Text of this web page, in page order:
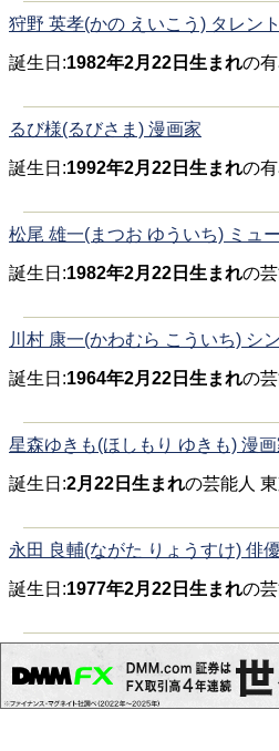
狩野 英孝(かの えいこう) タレント
誕生日:1982年2月22日生まれの
るび様(るびさま) 漫画家
誕生日:1992年2月22日生まれの
松尾 雄一(まつお ゆういち) ミュ
誕生日:1982年2月22日生まれの
川村 康一(かわむら こういち) シ
誕生日:1964年2月22日生まれの
星森ゆきも(ほしもり ゆきも) 漫画
誕生日:2月22日生まれの芸能人
永田 良輔(ながた りょうすけ) 俳
誕生日:1977年2月22日生まれの